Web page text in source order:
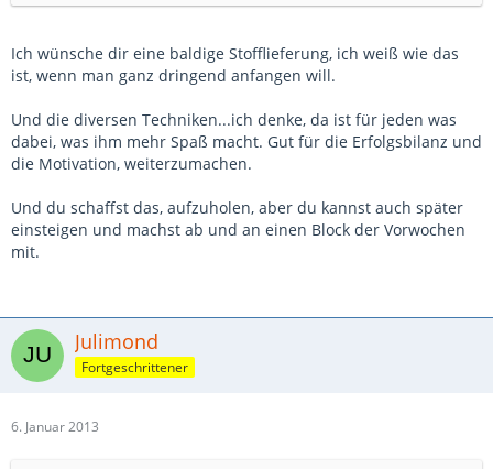
Ich wünsche dir eine baldige Stofflieferung, ich weiß wie das
ist, wenn man ganz dringend anfangen will.
Und die diversen Techniken...ich denke, da ist für jeden was
dabei, was ihm mehr Spaß macht. Gut für die Erfolgsbilanz und
die Motivation, weiterzumachen.
Und du schaffst das, aufzuholen, aber du kannst auch später
einsteigen und machst ab und an einen Block der Vorwochen
mit.
Julimond
Fortgeschrittener
6. Januar 2013